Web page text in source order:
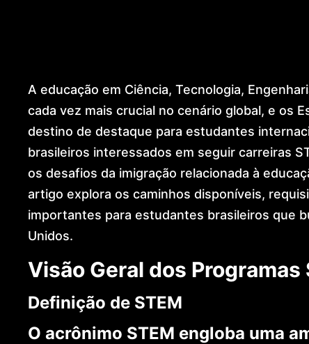
Expansion
Global Mobility
Golden Visa
Dr. Lohan Gonçalves
Offices
News
Contact
A educação em Ciência, Tecnologia,
cada vez mais crucial no cenário global, e os
destino de destaque para estudantes
brasileiros interessados em seguir carreiras
os desafios da imigração relacionada à
artigo explora os caminhos disponíveis,
importantes para estudantes brasileiros que
Unidos.
Visão Geral dos Programas
Definição de STEM
O acrônimo STEM engloba uma